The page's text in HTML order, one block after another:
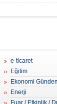
e-ticaret
Eğitim
Ekonomi
Enerji
Fuar / Etkinlik /